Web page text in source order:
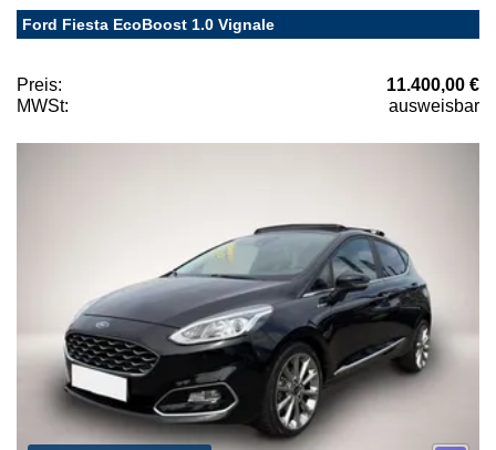
Ford Fiesta EcoBoost 1.0 Vignale
Preis:
11.400,00 €
MWSt:
ausweisbar